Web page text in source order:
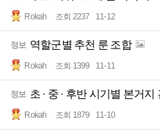
Rokah 조회 2237 11-12
정보 역할군별 추천 룬 조합
Rokah 조회 1399 11-11
정보 초 · 중 · 후반 시기별 본거
Rokah 조회 1879 11-10